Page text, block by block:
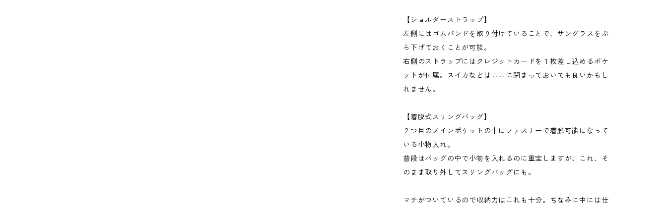
【ショルダーストラップ】
左側にはゴムバンドを取り付けていることで、サングラスをぶ
ら下げておくことが可能。
右側のストラップにはクレジットカードを１枚差し込めるポケ
ットが付属。スイカなどはここに閉まっておいても良いかもし
れません。
【着脱式スリングバッグ】
２つ目のメインポケットの中にファスナーで着脱可能になって
いる小物入れ。
普段はバッグの中で小物を入れるのに重宝しますが、これ、そ
のまま取り外してスリングバッグにも。
マチがついているので収納力はこれも十分。ちなみに中には仕